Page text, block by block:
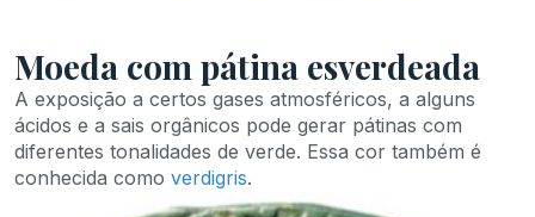
Moeda com pátina esverdeada
A exposição a certos gases atmosféricos, a alguns
ácidos e a sais orgânicos pode gerar pátinas com
diferentes tonalidades de verde. Essa cor também é
conhecida como verdigris.